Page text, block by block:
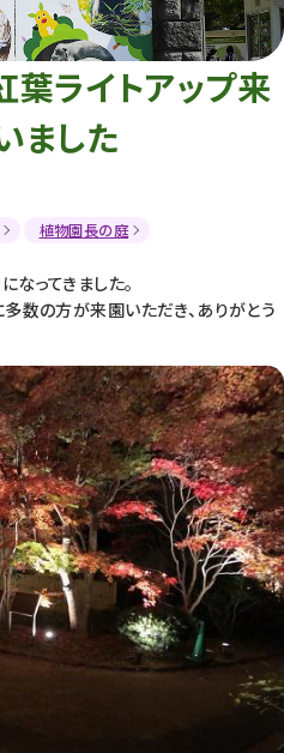
再生プラン
東山動植物園
への支援
環境教育
サイトマップ
葉ライトアップ来
ました
植物園長の庭
なってきました。
多数の方が来園いただき、ありがとう